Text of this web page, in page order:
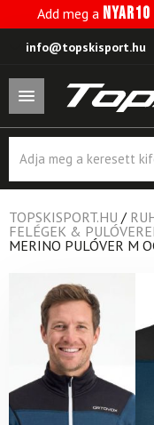
Add meg a NYAR10
info@topskisport.hu
search
TOPSKISPORT.HU /
FELÉGEK &
MERINO PULÓVER M